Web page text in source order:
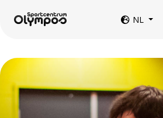
NL